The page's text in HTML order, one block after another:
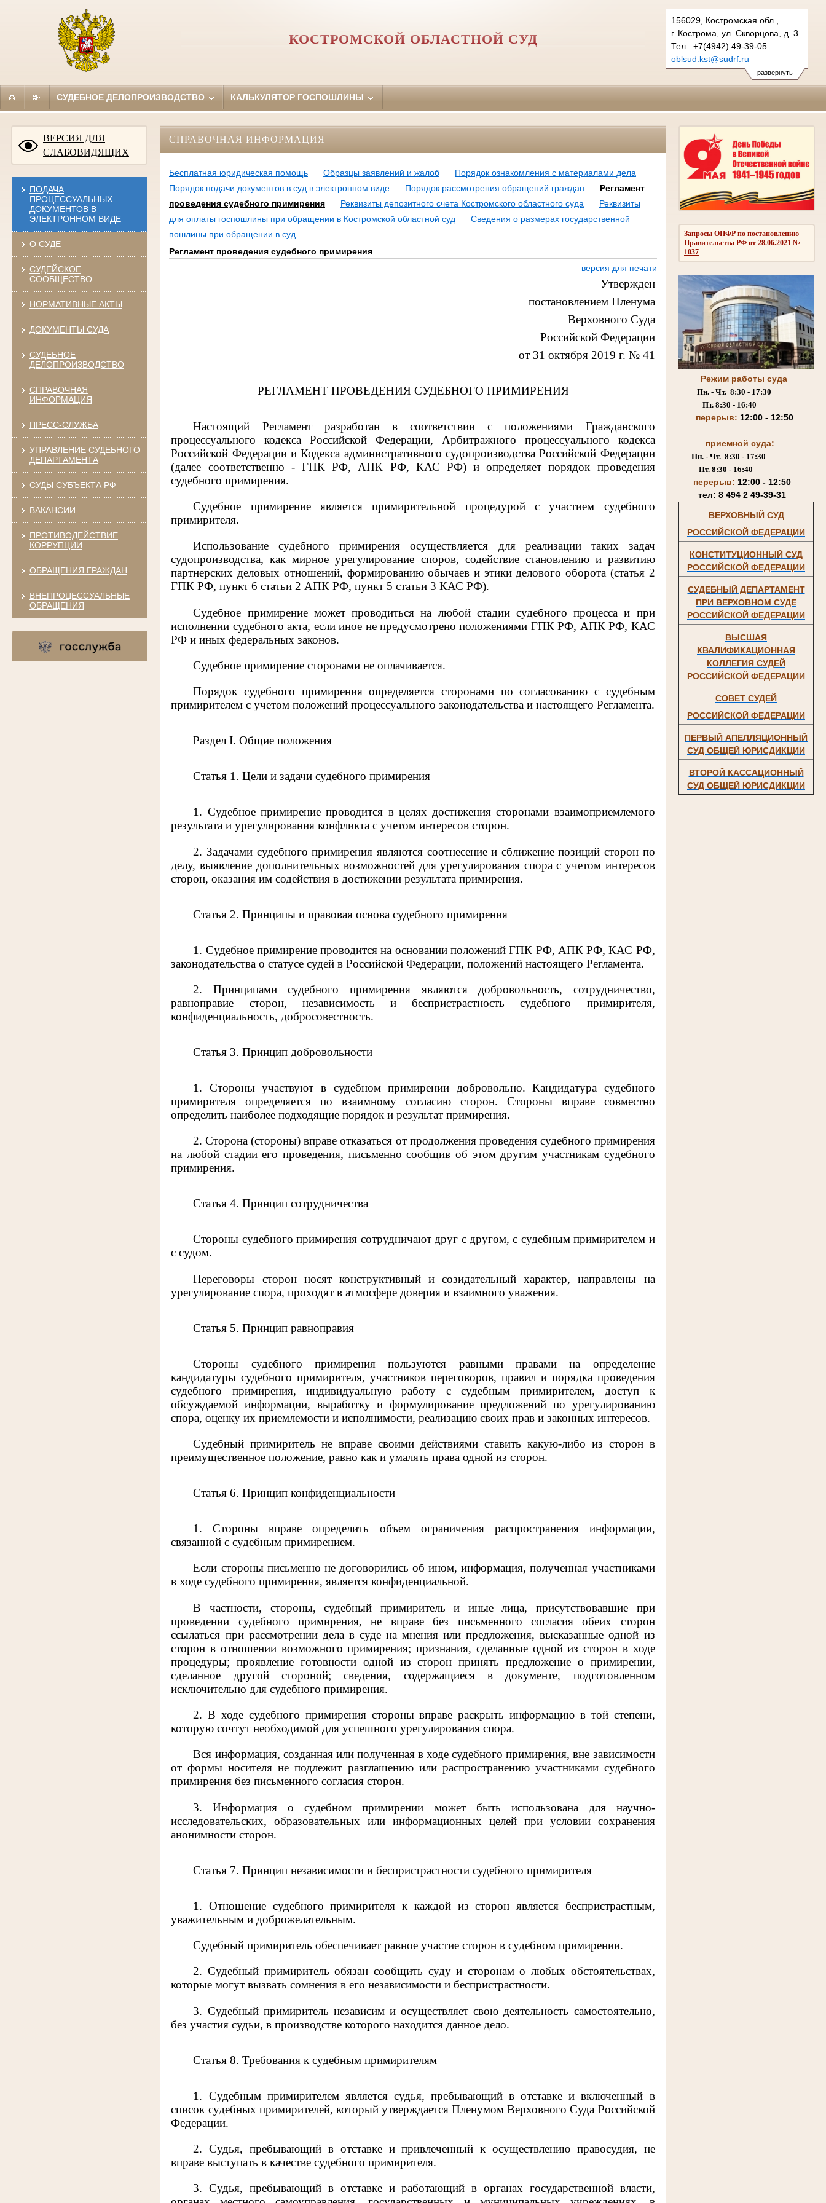
развернуть
156029, Костромская обл.,
г. Кострома, ул. Скворцова, д. 3
Тел.: +7(4942) 49-39-05
oblsud.kst@sudrf.ru
показать на карте
КОСТРОМСКОЙ ОБЛАСТНОЙ СУД
СУДЕБНОЕ ДЕЛОПРОИЗВОДСТВО КАЛЬКУЛЯТОР ГОСПОШЛИНЫ
ВЕРСИЯ ДЛЯ
СЛАБОВИДЯЩИХ
ПОДАЧА
ПРОЦЕССУАЛЬНЫХ
ДОКУМЕНТОВ В
ЭЛЕКТРОННОМ ВИДЕ
О СУДЕ
СУДЕЙСКОЕ
СООБЩЕСТВО
НОРМАТИВНЫЕ АКТЫ
ДОКУМЕНТЫ СУДА
СУДЕБНОЕ
ДЕЛОПРОИЗВОДСТВО
СПРАВОЧНАЯ
ИНФОРМАЦИЯ
ПРЕСС-СЛУЖБА
УПРАВЛЕНИЕ СУДЕБНОГО
ДЕПАРТАМЕНТА
СУДЫ СУБЪЕКТА РФ
ВАКАНСИИ
ПРОТИВОДЕЙСТВИЕ
КОРРУПЦИИ
ОБРАЩЕНИЯ ГРАЖДАН
ВНЕПРОЦЕССУАЛЬНЫЕ
ОБРАЩЕНИЯ
Запросы ОПФР по постановлению
Правительства РФ от 28.06.2021 №
1037
Режим работы суда
Пн. - Чт. 8:30 - 17:30
Пт. 8:30 - 16:40
перерыв: 12:00 - 12:50
приемной суда:
Пн. - Чт. 8:30 - 17:30
Пт. 8:30 - 16:40
перерыв: 12:00 - 12:50
тел: 8 494 2 49-39-31
ВЕРХОВНЫЙ СУД
РОССИЙСКОЙ ФЕДЕРАЦИИ
КОНСТИТУЦИОННЫЙ СУД
РОССИЙСКОЙ ФЕДЕРАЦИИ
СУДЕБНЫЙ ДЕПАРТАМЕНТ
ПРИ ВЕРХОВНОМ СУДЕ
РОССИЙСКОЙ ФЕДЕРАЦИИ
ВЫСШАЯ
КВАЛИФИКАЦИОННАЯ
КОЛЛЕГИЯ СУДЕЙ
РОССИЙСКОЙ ФЕДЕРАЦИИ
СОВЕТ СУДЕЙ
РОССИЙСКОЙ ФЕДЕРАЦИИ
ПЕРВЫЙ АПЕЛЛЯЦИОННЫЙ
СУД ОБЩЕЙ ЮРИСДИКЦИИ
ВТОРОЙ КАССАЦИОННЫЙ
СУД ОБЩЕЙ ЮРИСДИКЦИИ
СПРАВОЧНАЯ ИНФОРМАЦИЯ
Бесплатная юридическая помощь Образцы заявлений и жалоб
Порядок ознакомления с материалами дела
Порядок подачи документов в суд в электронном виде
Порядок рассмотрения обращений граждан
Регламент
проведения судебного примирения
Реквизиты депозитного счета Костромского областного суда
Реквизиты
для оплаты госпошлины при обращении в Костромской областной суд
Сведения о размерах государственной
пошлины при обращении в суд
Регламент проведения судебного примирения
версия для печати
Утвержден
постановлением Пленума
Верховного Суда
Российской Федерации
от 31 октября 2019 г. № 41
РЕГЛАМЕНТ ПРОВЕДЕНИЯ СУДЕБНОГО ПРИМИРЕНИЯ
Настоящий Регламент разработан в соответствии с положениями Гражданского
процессуального кодекса Российской Федерации, Арбитражного процессуального кодекса
Российской Федерации и Кодекса административного судопроизводства Российской Федерации
(далее соответственно - ГПК РФ, АПК РФ, КАС РФ) и определяет порядок проведения
судебного примирения.
Судебное примирение является примирительной процедурой с участием судебного
примирителя.
Использование судебного примирения осуществляется для реализации таких задач
судопроизводства, как мирное урегулирование споров, содействие становлению и развитию
партнерских деловых отношений, формированию обычаев и этики делового оборота (статья 2
ГПК РФ, пункт 6 статьи 2 АПК РФ, пункт 5 статьи 3 КАС РФ).
Судебное примирение может проводиться на любой стадии судебного процесса и при
исполнении судебного акта, если иное не предусмотрено положениями ГПК РФ, АПК РФ, КАС
РФ и иных федеральных законов.
Судебное примирение сторонами не оплачивается.
Порядок судебного примирения определяется сторонами по согласованию с судебным
примирителем с учетом положений процессуального законодательства и настоящего Регламента.
Раздел I. Общие положения
Статья 1. Цели и задачи судебного примирения
1. Судебное примирение проводится в целях достижения сторонами взаимоприемлемого
результата и урегулирования конфликта с учетом интересов сторон.
2. Задачами судебного примирения являются соотнесение и сближение позиций сторон по
делу, выявление дополнительных возможностей для урегулирования спора с учетом интересов
сторон, оказания им содействия в достижении результата примирения.
Статья 2. Принципы и правовая основа судебного примирения
1. Судебное примирение проводится на основании положений ГПК РФ, АПК РФ, КАС РФ,
законодательства о статусе судей в Российской Федерации, положений настоящего Регламента.
2. Принципами судебного примирения являются добровольность, сотрудничество,
равноправие сторон, независимость и беспристрастность судебного примирителя,
конфиденциальность, добросовестность.
Статья 3. Принцип добровольности
1. Стороны участвуют в судебном примирении добровольно. Кандидатура судебного
примирителя определяется по взаимному согласию сторон. Стороны вправе совместно
определить наиболее подходящие порядок и результат примирения.
2. Сторона (стороны) вправе отказаться от продолжения проведения судебного примирения
на любой стадии его проведения, письменно сообщив об этом другим участникам судебного
примирения.
Статья 4. Принцип сотрудничества
Стороны судебного примирения сотрудничают друг с другом, с судебным примирителем и
с судом.
Переговоры сторон носят конструктивный и созидательный характер, направлены на
урегулирование спора, проходят в атмосфере доверия и взаимного уважения.
Статья 5. Принцип равноправия
Стороны судебного примирения пользуются равными правами на определение
кандидатуры судебного примирителя, участников переговоров, правил и порядка проведения
судебного примирения, индивидуальную работу с судебным примирителем, доступ к
обсуждаемой информации, выработку и формулирование предложений по урегулированию
спора, оценку их приемлемости и исполнимости, реализацию своих прав и законных интересов.
Судебный примиритель не вправе своими действиями ставить какую-либо из сторон в
преимущественное положение, равно как и умалять права одной из сторон.
Статья 6. Принцип конфиденциальности
1. Стороны вправе определить объем ограничения распространения информации,
связанной с судебным примирением.
Если стороны письменно не договорились об ином, информация, полученная участниками
в ходе судебного примирения, является конфиденциальной.
В частности, стороны, судебный примиритель и иные лица, присутствовавшие при
проведении судебного примирения, не вправе без письменного согласия обеих сторон
ссылаться при рассмотрении дела в суде на мнения или предложения, высказанные одной из
сторон в отношении возможного примирения; признания, сделанные одной из сторон в ходе
процедуры; проявление готовности одной из сторон принять предложение о примирении,
сделанное другой стороной; сведения, содержащиеся в документе, подготовленном
исключительно для судебного примирения.
2. В ходе судебного примирения стороны вправе раскрыть информацию в той степени,
которую сочтут необходимой для успешного урегулирования спора.
Вся информация, созданная или полученная в ходе судебного примирения, вне зависимости
от формы носителя не подлежит разглашению или распространению участниками судебного
примирения без письменного согласия сторон.
3. Информация о судебном примирении может быть использована для научно-
исследовательских, образовательных или информационных целей при условии сохранения
анонимности сторон.
Статья 7. Принцип независимости и беспристрастности судебного примирителя
1. Отношение судебного примирителя к каждой из сторон является беспристрастным,
уважительным и доброжелательным.
Судебный примиритель обеспечивает равное участие сторон в судебном примирении.
2. Судебный примиритель обязан сообщить суду и сторонам о любых обстоятельствах,
которые могут вызвать сомнения в его независимости и беспристрастности.
3. Судебный примиритель независим и осуществляет свою деятельность самостоятельно,
без участия судьи, в производстве которого находится данное дело.
Статья 8. Требования к судебным примирителям
1. Судебным примирителем является судья, пребывающий в отставке и включенный в
список судебных примирителей, который утверждается Пленумом Верховного Суда Российской
Федерации.
2. Судья, пребывающий в отставке и привлеченный к осуществлению правосудия, не
вправе выступать в качестве судебного примирителя.
3. Судья, пребывающий в отставке и работающий в органах государственной власти,